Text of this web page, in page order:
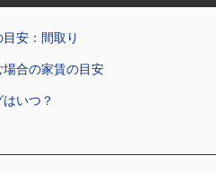
安：間取り
合の家賃の目安
いつ？